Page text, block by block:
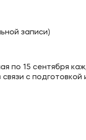
записи)
по 15 сентября
с подготовкой